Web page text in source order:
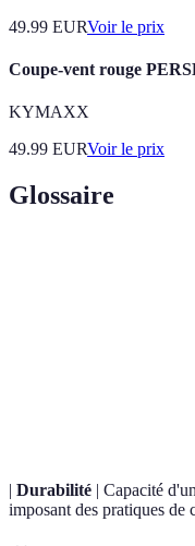
49.99 EURVoir le prix
Coupe-vent rouge
KYMAXX
49.99 EURVoir le prix
Glossaire
| Durabilité | Capacité
imposant des pratiques de